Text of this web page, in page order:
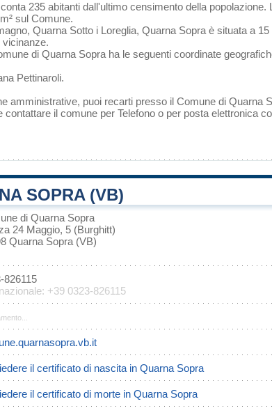
235 abitanti dall'ultimo censimento della popolazione.
sul Comune.
, Quarna Sotto i Loreglia, Quarna Sopra è situata a
vicinanze.
di Quarna Sopra ha le seguenti coordinate
Pettinaroli.
amministrative, puoi recarti presso il Comune di Quarna
il comune per Telefono o per posta elettronica
SOPRA (VB)
di Quarna Sopra
24 Maggio, 5 (Burghitt)
Quarna Sopra (VB)
826115
+39 0323-826115
il certificato di nascita in Quarna Sopra
il certificato di morte in Quarna Sopra